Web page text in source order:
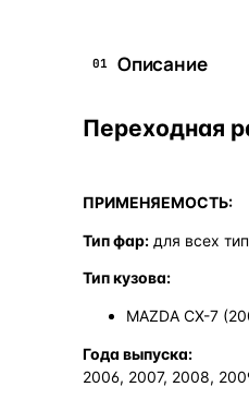
01 Описание
Переходная
ПРИМЕНЯЕМОСТЬ:
Тип фар: для всех
Тип кузова:
MAZDA CX-7
Года выпуска:
2006, 2007, 2008,